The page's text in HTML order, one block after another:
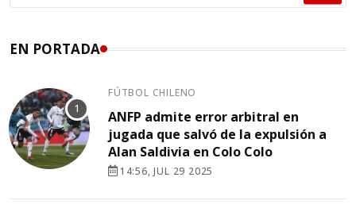
EN PORTADA
FÚTBOL CHILENO
ANFP admite error arbitral en
jugada que salvó de la expulsión a
Alan Saldivia en Colo Colo
14:56, JUL 29 2025